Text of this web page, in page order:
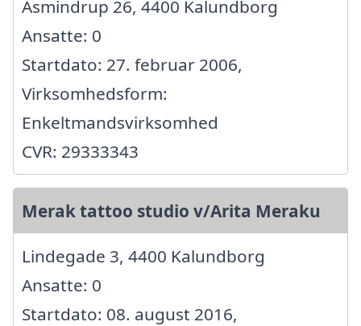
Asmindrup 26, 4400 Kalundborg
Ansatte: 0
Startdato: 27. februar 2006,
Virksomhedsform:
Enkeltmandsvirksomhed
CVR: 29333343
Merak tattoo studio v/Arita Meraku
Lindegade 3, 4400 Kalundborg
Ansatte: 0
Startdato: 08. august 2016,